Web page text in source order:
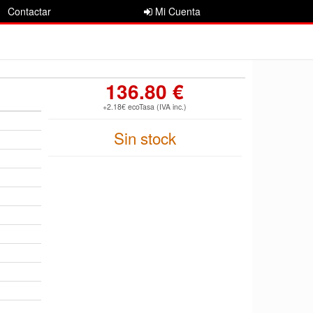
Contactar Mi Cuenta
136.80 €
+2.18€ ecoTasa (IVA inc.)
Sin stock